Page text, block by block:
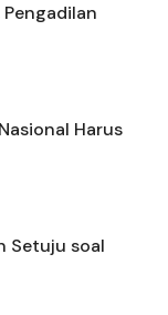
Pengadilan
Harus
Setuju soal